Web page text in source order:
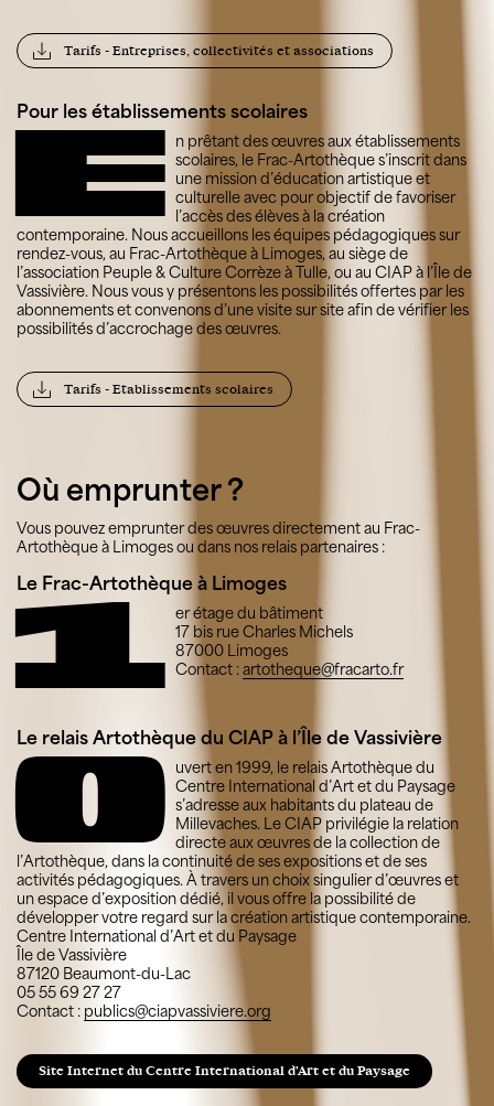
Tarifs - Entreprises, collectivités et associations
Pour les établissements scolaires
E
n prêtant des œuvres aux établissements
scolaires, le Frac-Artothèque s’inscrit dans
une mission d’éducation artistique et
culturelle avec pour objectif de favoriser
l’accès des élèves à la création
contemporaine. Nous accueillons les équipes pédagogiques sur
rendez-vous, au Frac-Artothèque à Limoges, au siège de
l’association Peuple & Culture Corrèze à Tulle, ou au CIAP à l’Île de
Vassivière. Nous vous y présentons les possibilités offertes par les
abonnements et convenons d’une visite sur site afin de vérifier les
possibilités d’accrochage des œuvres.
Tarifs - Etablissements scolaires
Où emprunter ?
Vous pouvez emprunter des œuvres directement au Frac-
Artothèque à Limoges ou dans nos relais partenaires :
Le Frac-Artothèque à Limoges
1 er étage du bâtiment
17 bis rue Charles Michels
87000 Limoges
Contact :artotheque@fracarto.fr
Le relais Artothèque du CIAP à l’Île de Vassivière
O
uvert en 1999, le relais Artothèque du
Centre International d’Art et du Paysage
s’adresse aux habitants du plateau de
Millevaches. Le CIAP privilégie la relation
directe aux œuvres de la collection de
l’Artothèque, dans la continuité de ses expositions et de ses
activités pédagogiques. À travers un choix singulier d’œuvres et
un espace d’exposition dédié, il vous offre la possibilité de
développer votre regard sur la création artistique contemporaine.
Centre International d’Art et du Paysage
Île de Vassivière
87120 Beaumont-du-Lac
05 55 69 27 27
Contact : publics@ciapvassiviere.org
Site Internet du Centre International d'Art et du Paysage